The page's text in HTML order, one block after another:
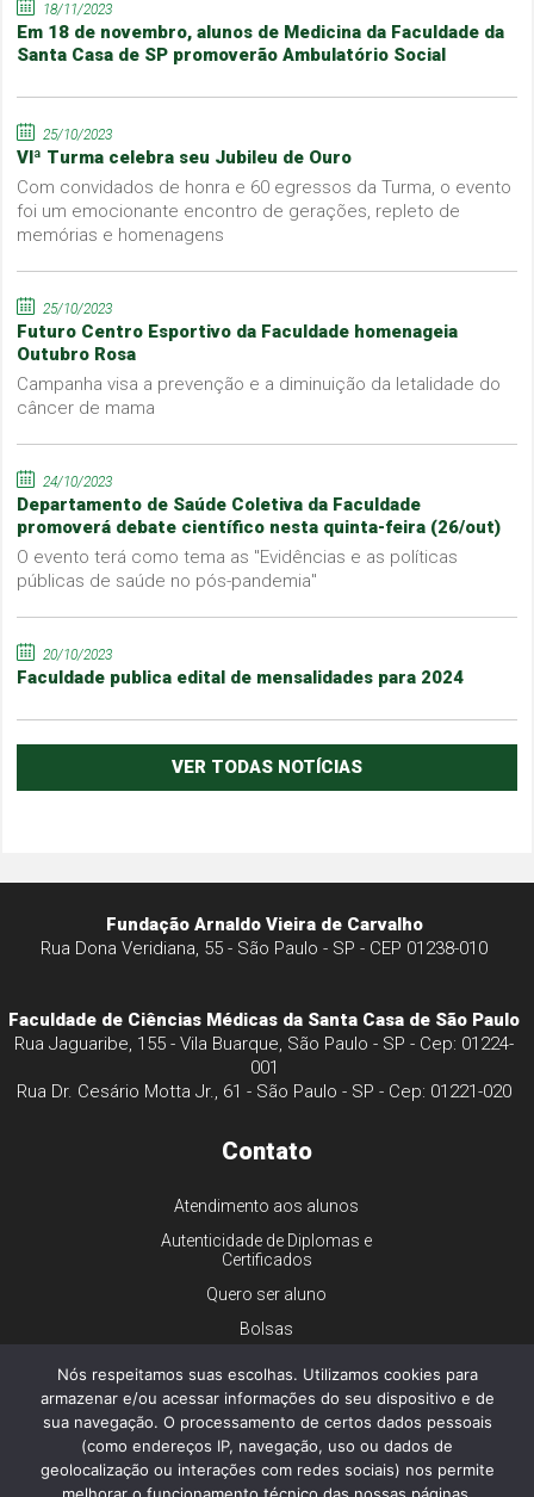
18/11/2023
Em 18 de novembro, alunos de Medicina da Faculdade da
Santa Casa de SP promoverão Ambulatório Social
25/10/2023
VIª Turma celebra seu Jubileu de Ouro
Com convidados de honra e 60 egressos da Turma, o evento
foi um emocionante encontro de gerações, repleto de
memórias e homenagens
25/10/2023
Futuro Centro Esportivo da Faculdade homenageia
Outubro Rosa
Campanha visa a prevenção e a diminuição da letalidade do
câncer de mama
24/10/2023
Departamento de Saúde Coletiva da Faculdade
promoverá debate científico nesta quinta-feira (26/out)
O evento terá como tema as "Evidências e as políticas
públicas de saúde no pós-pandemia"
20/10/2023
Faculdade publica edital de mensalidades para 2024
VER TODAS NOTÍCIAS
Fundação Arnaldo Vieira de Carvalho
Rua Dona Veridiana, 55 - São Paulo - SP - CEP 01238-010
Faculdade de Ciências Médicas da Santa Casa de São Paulo
Rua Jaguaribe, 155 - Vila Buarque, São Paulo - SP - Cep: 01224-
001
Rua Dr. Cesário Motta Jr., 61 - São Paulo - SP - Cep: 01221-020
Contato
Atendimento aos alunos
Autenticidade de Diplomas e
Certificados
Quero ser aluno
Bolsas
Trabalhe conosco
Imprensa
Ouvidoria
Nós respeitamos suas escolhas. Utilizamos cookies para
armazenar e/ou acessar informações do seu dispositivo e de
sua navegação. O processamento de certos dados pessoais
(como endereços IP, navegação, uso ou dados de
geolocalização ou interações com redes sociais) nos permite